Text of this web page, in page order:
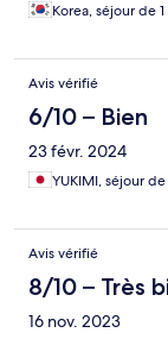
Korea, séjour de
Avis vérifié
6/10 – Bien
23 févr. 2024
YUKIMI, séjour
Avis vérifié
8/10 – Très
16 nov. 2023